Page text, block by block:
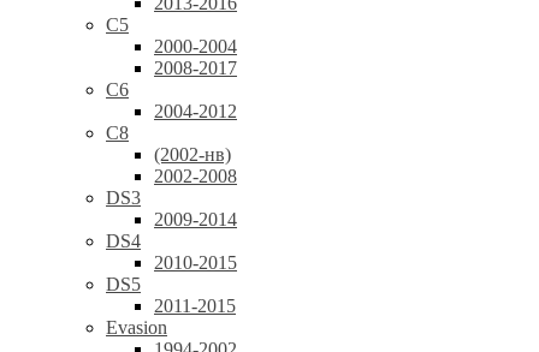
C5
2000-2004
2008-2017
C6
2004-2012
C8
(2002-нв)
2002-2008
DS3
2009-2014
DS4
2010-2015
DS5
2011-2015
Evasion